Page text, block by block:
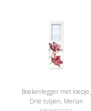
Boekenlegger met loepje,
Drie tulpen, Merian